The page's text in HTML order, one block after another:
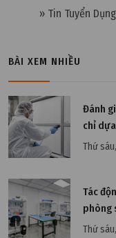
Thứ tư, 02/11/2022 |
PAU là gì? Nguyên
» Tin Tuyển Dụng
BÀI XEM NHIỀU
Đánh
chỉ
Thứ
Tác
phòng
Thứ